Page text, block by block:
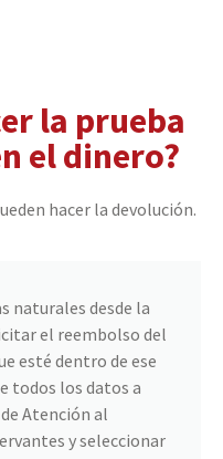
la prueba
el dinero?
hacer la devolución.
naturales desde la
el reembolso del
esté dentro de ese
todos los datos a
Atención al
y seleccionar